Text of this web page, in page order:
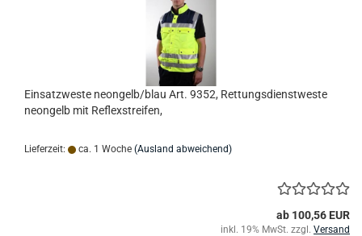
Einsatzweste neongelb/blau Art. 9352, Rettungsdienstweste
neongelb mit Reflexstreifen,
Lieferzeit: ca. 1 Woche (Ausland abweichend)
ab 100,56 EUR
inkl. 19% MwSt. zzgl. Versand